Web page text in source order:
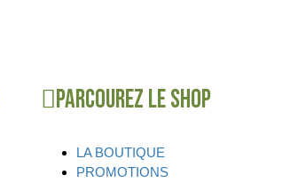
Parcourez le shop
LA BOUTIQUE
PROMOTIONS